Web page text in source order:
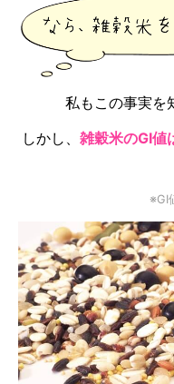
私もこの事実を
しかし、 雑穀米のGI値
※GI